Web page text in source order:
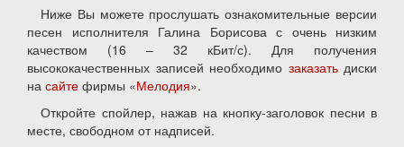
Ниже Вы можете прослушать ознакомительные версии
песен исполнителя Галина Борисова с очень низким
качеством (16 – 32 кБит/с). Для получения
высококачественных записей необходимо заказатьдиски
на сайте фирмы «Мелодия».
Откройте спойлер, нажав на кнопку-заголовок песни в
месте, свободном от надписей.